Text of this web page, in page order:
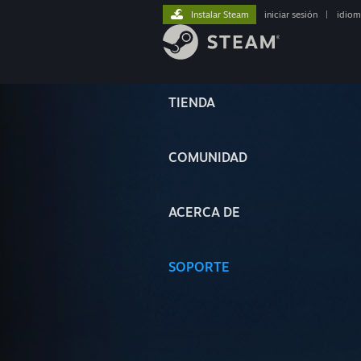
TIENDA
COMUNIDAD
ACERCA DE
SOPORTE
Instalar Steam iniciar sesión